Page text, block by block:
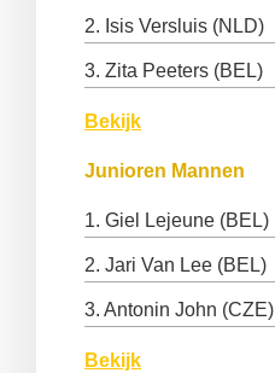
2. Isis Versluis (NLD)
3. Zita Peeters (BEL)
Bekijk
Junioren Mannen
1. Giel Lejeune (BEL)
2. Jari Van Lee (BEL)
3. Antonin John (CZE)
Bekijk